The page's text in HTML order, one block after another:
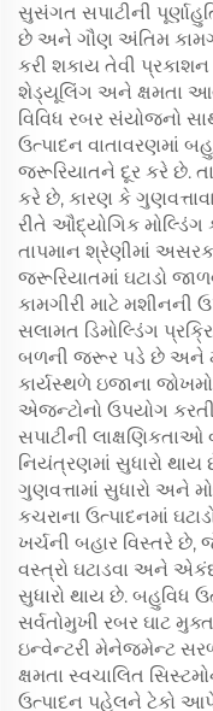
સુસંગત સપાટીની
છે અને ગૌણ અંતિમ
કરી શકાય તેવી
શેડ્યૂલિંગ અને ક્ષમતા
વિવિધ રબર સંયોજનો
ઉત્પાદન વાતાવરણમાં
જરૂરિયાતને દૂર કરે છે.
કરે છે, કારણ કે
રીતે ઔદ્યોગિક મોલ્ડિંગ
તાપમાન શ્રેણીમાં
જરૂરિયાતમાં ઘટાડો
કામગીરી માટે મશીનની
સલામત ડિમોલ્ડિંગ
બળની જરૂર પડે છે અને
કાર્યસ્થળે ઇજાના
એજન્ટોનો ઉપયોગ
સપાટીની
નિયંત્રણમાં સુધારો થાય
ગુણવત્તામાં સુધારો અને
કચરાના ઉત્પાદનમાં
ખર્ચની બહાર વિસ્તરે છે,
વસ્ત્રો ઘટાડવા અને
સુધારો થાય છે. બહુવિધ
સર્વતોમુખી રબર ઘાટ
ઇન્વેન્ટરી મેનેજમેન્ટ
ક્ષમતા સ્વચાલિત
ઉત્પાદન પહેલને ટેકો